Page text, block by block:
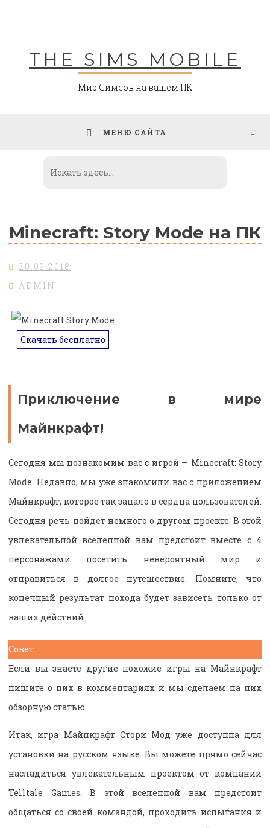
THE SIMS MOBILE
Мир Симсов на вашем ПК
МЕНЮ САЙТА
Minecraft: Story Mode на ПК
20.09.2018
ADMIN
Скачать бесплатно
Приключение в мире
Майнкрафт!
Сегодня мы познакомим вас с игрой — Minecraft: Story
Mode. Недавно, мы уже знакомили вас с приложением
Майнкрафт, которое так запало в сердца пользователей.
Сегодня речь пойдет немного о другом проекте. В этой
увлекательной вселенной вам предстоит вместе с 4
персонажами посетить невероятный мир и
отправиться в долгое путешествие. Помните, что
конечный результат похода будет зависеть только от
ваших действий.
Совет:
Если вы знаете другие похожие игры на Майнкрафт
пишите о них в комментариях и мы сделаем на них
обзорную статью.
Итак, игра Майнкрафт Стори Мод уже доступна для
установки на русском языке. Вы можете прямо сейчас
насладиться увлекательным проектом от компании
Telltale Games. В этой вселенной вам предстоит
общаться со своей командой, проходить испытания и